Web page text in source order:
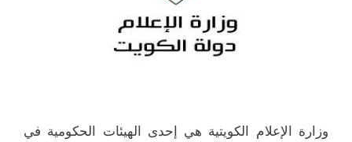
وزارة الإعلام الكويتية هي إحدى الهيئات الحكومية في